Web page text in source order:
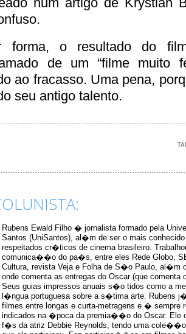
forma, o resultado do
de um “filme muito
ao fracasso. Uma pena,
seu antigo talento.
Rubens Ewald Filho � jornalista formado pela
Santos (UniSantos), al�m de ser o mais
respeitados cr�ticos de cinema brasileiro.
comunica��o do pa�s, entre eles Rede Globo,
Cultura, revista Veja e Folha de S�o Paulo, al�m
onde comenta as entregas do Oscar (que comenta
Seus guias impressos anuais s�o tidos como a
l�ngua portuguesa sobre a s�tima arte. Rubens
filmes entre longas e curta-metragens e � sempre
indicados na �poca da premia��o do Oscar. Ele
f�s da atriz Debbie Reynolds, tendo uma